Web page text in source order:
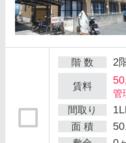
階 数 2
賃料
管
間取り
面 積